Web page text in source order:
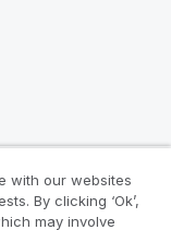
with our websites
By clicking ‘Ok’,
may involve